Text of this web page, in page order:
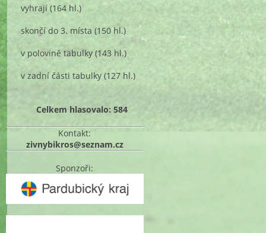
vyhrají (164 hl.)
skončí do 3. místa (150 hl.)
v polovině tabulky (143 hl.)
v zadní části tabulky (127 hl.)
Celkem hlasovalo: 584
Kontakt:
zivnybikros@seznam.cz
Sponzoři: